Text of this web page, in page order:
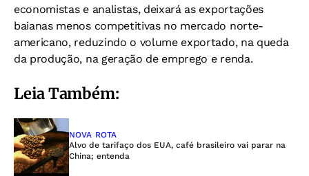
economistas e analistas, deixará as exportações
baianas menos competitivas no mercado norte-
americano, reduzindo o volume exportado, na queda
da produção, na geração de emprego e renda.
Leia Também:
NOVA ROTA
Alvo de tarifaço dos EUA, café brasileiro vai parar na
China; entenda